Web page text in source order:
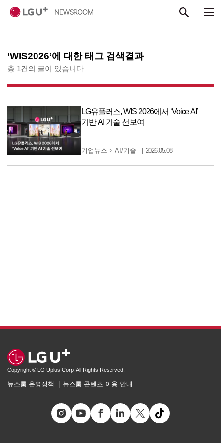
‘WIS2026’에 대한 태그 검색결과
총 1건의 글이 있습니다
LG유플러스, WIS 2026에서 ‘Voice AI’
기반 AI 기술 선보여
기업뉴스 >AI/기술 2026.05.08
Copyright © LG Uplus Corp. All Rights Reserved.
뉴스룸 운영정책 뉴스룸 콘텐츠 이용 안내